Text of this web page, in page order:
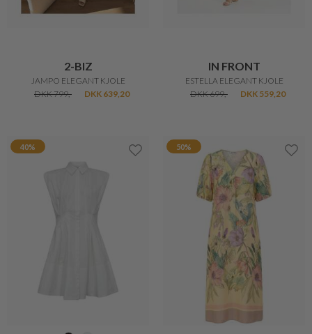
2-BIZ
JAMPO ELEGANT KJOLE
DKK 799,-
DKK 639,20
IN FRONT
ESTELLA ELEGANT KJOLE
DKK 699,-
DKK 559,20
40% 50%